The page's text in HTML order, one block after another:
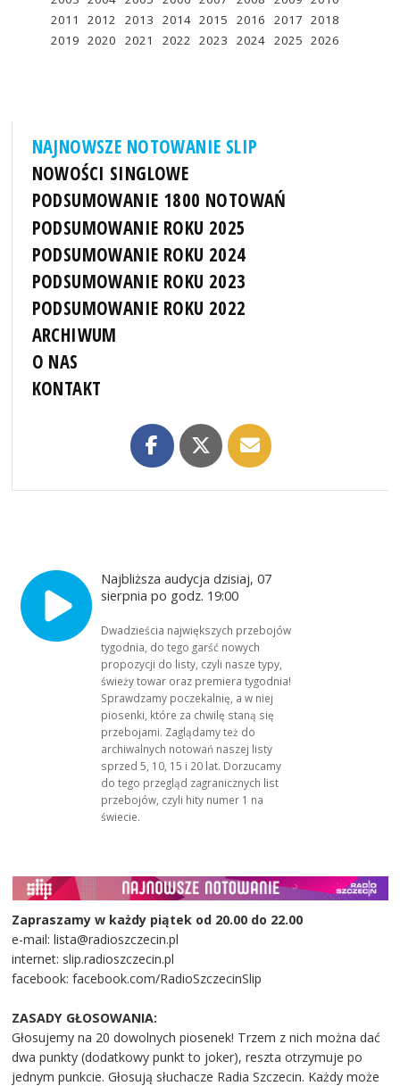
2011
2012 2013 2014 2015 2016 2017 2018
2019 2020 2021 2022 2023 2024 2025 2026
NAJNOWSZE NOTOWANIE SLIP
NOWOŚCI SINGLOWE
PODSUMOWANIE 1800 NOTOWAŃ
PODSUMOWANIE ROKU 2025
PODSUMOWANIE ROKU 2024
PODSUMOWANIE ROKU 2023
PODSUMOWANIE ROKU 2022
ARCHIWUM
O NAS
KONTAKT
Najbliższa audycja dzisiaj, 07
sierpnia po godz. 19:00
Dwadzieścia największych przebojów
tygodnia, do tego garść nowych
propozycji do listy, czyli nasze typy,
świeży towar oraz premiera tygodnia!
Sprawdzamy poczekalnię, a w niej
piosenki, które za chwilę staną się
przebojami. Zaglądamy też do
archiwalnych notowań naszej listy
sprzed 5, 10, 15 i 20 lat. Dorzucamy
do tego przegląd zagranicznych list
przebojów, czyli hity numer 1 na
świecie.
Zapraszamy w każdy piątek od 20.00 do 22.00
e-mail: lista@radioszczecin.pl
internet: slip.radioszczecin.pl
facebook: facebook.com/RadioSzczecinSlip
ZASADY GŁOSOWANIA:
Głosujemy na 20 dowolnych piosenek! Trzem z nich można dać
dwa punkty (dodatkowy punkt to joker), reszta otrzymuje po
jednym punkcie. Głosują słuchacze Radia Szczecin. Każdy może